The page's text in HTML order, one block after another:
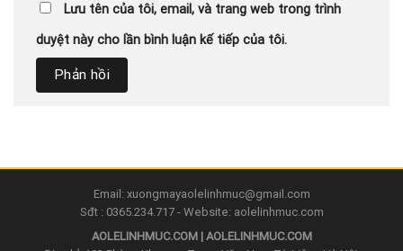
Lưu tên của tôi, email, và trang web trong trình
duyệt này cho lần bình luận kế tiếp của tôi.
Email: xuongmayaolelinhmuc@gmail.com
Sđt : 0365.234.717 - Website: aolelinhmuc.com
AOLELINHMUC.COM | AOLELINHMUC.COM